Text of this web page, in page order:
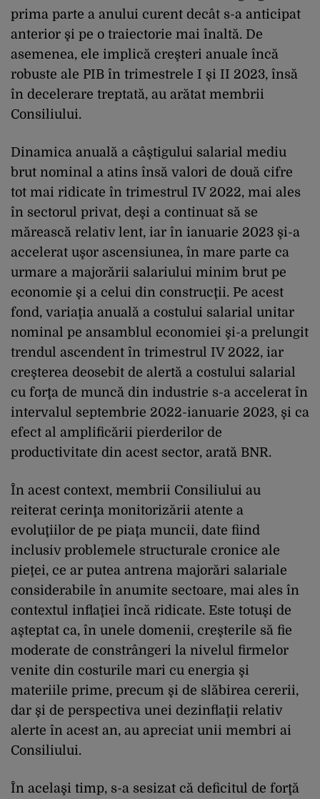
prima parte a anului curent decât s-a anticipat
anterior şi pe o traiectorie mai înaltă. De
asemenea, ele implică creşteri anuale încă
robuste ale PIB în trimestrele I şi II 2023, însă
în decelerare treptată, au arătat membrii
Consiliului.
Dinamica anuală a câştigului salarial mediu
brut nominal a atins însă valori de două cifre
tot mai ridicate în trimestrul IV 2022, mai ales
în sectorul privat, deşi a continuat să se
mărească relativ lent, iar în ianuarie 2023 şi-a
accelerat uşor ascensiunea, în mare parte ca
urmare a majorării salariului minim brut pe
economie şi a celui din construcţii. Pe acest
fond, variaţia anuală a costului salarial unitar
nominal pe ansamblul economiei şi-a prelungit
trendul ascendent în trimestrul IV 2022, iar
creşterea deosebit de alertă a costului salarial
cu forţa de muncă din industrie s-a accelerat în
intervalul septembrie 2022-ianuarie 2023, şi ca
efect al amplificării pierderilor de
productivitate din acest sector, arată BNR.
În acest context, membrii Consiliului au
reiterat cerinţa monitorizării atente a
evoluţiilor de pe piaţa muncii, date fiind
inclusiv problemele structurale cronice ale
pieţei, ce ar putea antrena majorări salariale
considerabile în anumite sectoare, mai ales în
contextul inflaţiei încă ridicate. Este totuşi de
aşteptat ca, în unele domenii, creşterile să fie
moderate de constrângeri la nivelul firmelor
venite din costurile mari cu energia şi
materiile prime, precum şi de slăbirea cererii,
dar şi de perspectiva unei dezinflaţii relativ
alerte în acest an, au apreciat unii membri ai
Consiliului.
În acelaşi timp, s-a sesizat că deficitul de forţă